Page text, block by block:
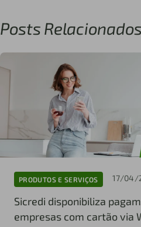
Posts Relacionados
PRODUTOS E SERVIÇOS 17/04/
Sicredi disponibiliza
empresas com cartão via